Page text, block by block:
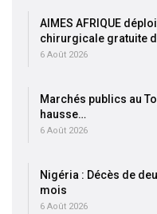
AIMES AFRIQUE
chirurgicale gratuite
6 Août 2026
Marchés publics au
hausse…
6 Août 2026
Nigéria : Décès de
mois
6 Août 2026